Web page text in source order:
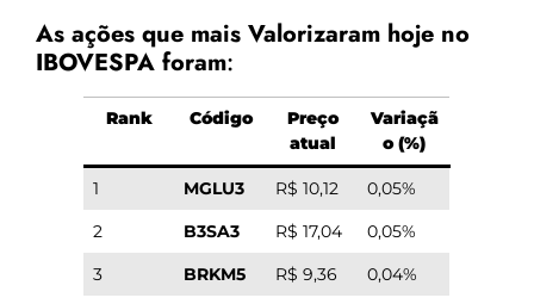
As ações que mais Valorizaram hoje no
IBOVESPA foram:
Rank Código
Preço
atual
Variaçã
o (%)
1 MGLU3 R$ 10,12
0,05%
2
B3SA3 R$ 17,04
0,05%
3
BRKM5 R$ 9,36
0,04%